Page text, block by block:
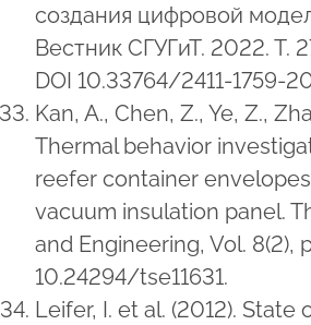
создания цифровой
Вестник СГУГиТ. 2022. Т.
DOI 10.33764/2411-1759-
Kan, A., Chen, Z., Ye, Z.,
Thermal behavior
reefer container
vacuum insulation panel.
and Engineering, Vol. 8(2),
10.24294/tse11631.
Leifer, I. et al. (2012).